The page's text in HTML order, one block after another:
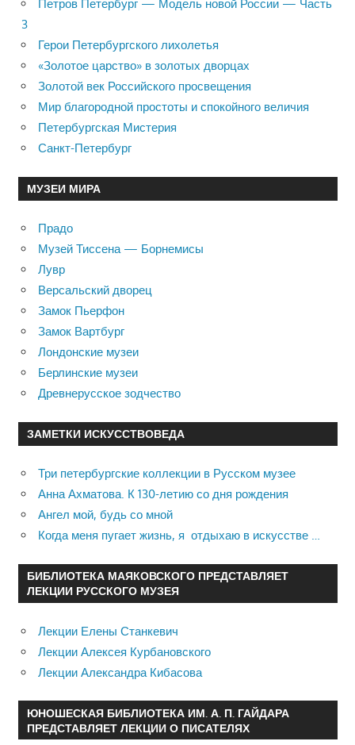
Петров Петербург — Модель новой России — Часть
3
Герои Петербургского лихолетья
«Золотое царство» в золотых дворцах
Золотой век Российского просвещения
Мир благородной простоты и спокойного величия
Петербургская Мистерия
Санкт-Петербург
МУЗЕИ МИРА
Прадо
Музей Тиссена — Борнемисы
Лувр
Версальский дворец
Замок Пьерфон
Замок Вартбург
Лондонские музеи
Берлинские музеи
Древнерусское зодчество
ЗАМЕТКИ ИСКУССТВОВЕДА
Три петербургские коллекции в Русском музее
Анна Ахматова. К 130-летию со дня рождения
Ангел мой, будь со мной
Когда меня пугает жизнь, я отдыхаю в искусстве …
БИБЛИОТЕКА МАЯКОВСКОГО ПРЕДСТАВЛЯЕТ
ЛЕКЦИИ РУССКОГО МУЗЕЯ
Лекции Елены Станкевич
Лекции Алексея Курбановского
Лекции Александра Кибасова
ЮНОШЕСКАЯ БИБЛИОТЕКА ИМ. А. П. ГАЙДАРА
ПРЕДСТАВЛЯЕТ ЛЕКЦИИ О ПИСАТЕЛЯХ